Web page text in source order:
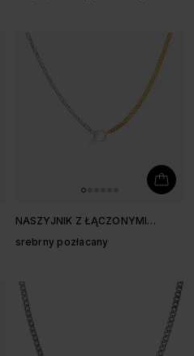
NASZYJNIK Z ŁĄCZONYMI
srebrny pozłacany